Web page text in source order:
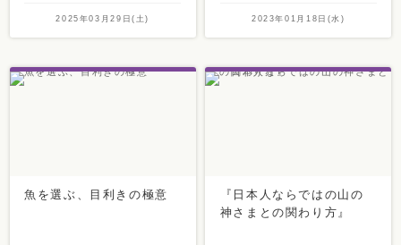
2025年03月29日(土) 2023年01月18日(水)
魚を選ぶ、目利きの極意
『日本人ならではの山の
神さまとの関わり方』